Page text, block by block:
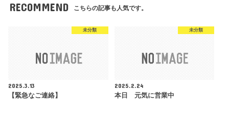
RECOMMEND こちらの記事も人気です。
未分類
2025.3.13
【緊急なご連絡】
未分類
2025.2.24
本日 元気に営業中